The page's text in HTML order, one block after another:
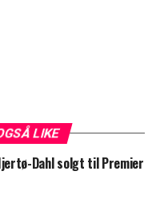
LIKE
Dahl solgt til Premier